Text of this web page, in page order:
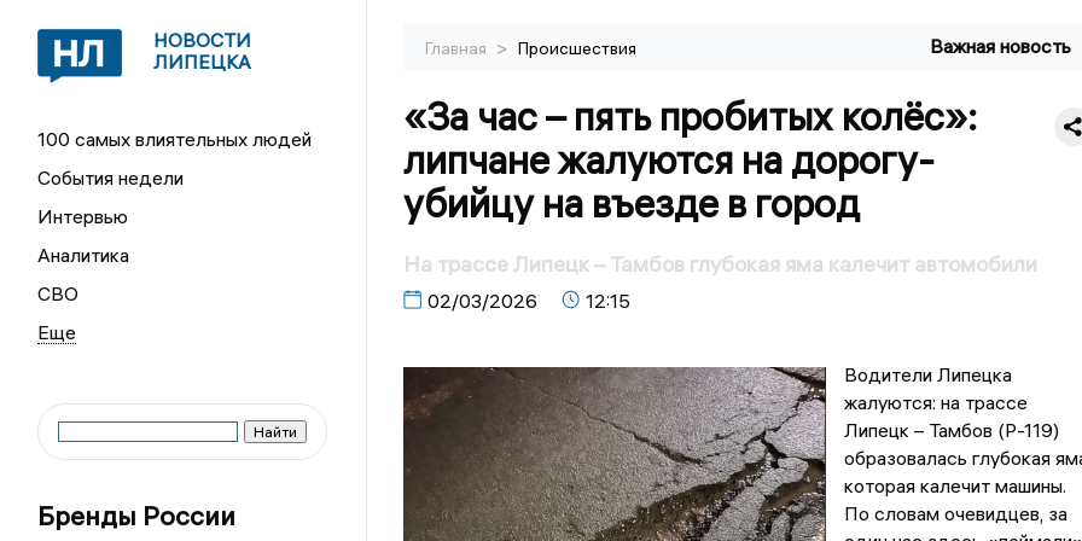
НОВОСТИ
ЛИПЕЦКА
100 самых влиятельных людей
События недели
Интервью
Аналитика
СВО
Бренды России
Главная > Происшествия Важная новость
«За час – пять пробитых колёс»:
липчане жалуются на дорогу-
убийцу на въезде в город
На трассе Липецк – Тамбов глубокая яма калечит автомобили
02/03/2026 12:15
Водители Липецка
жалуются: на трассе
Липецк – Тамбов (Р-119)
образовалась глубокая
которая калечит машины.
По словам очевидцев, за